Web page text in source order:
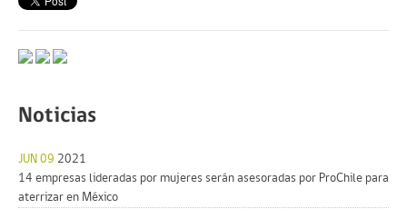
Noticias
JUN 09 2021
14 empresas lideradas por mujeres serán asesoradas por ProChile para
aterrizar en México